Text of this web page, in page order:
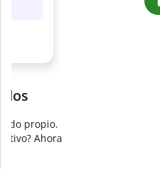
Garantiza textos totalmente
plagio. Analiza tu trabajo